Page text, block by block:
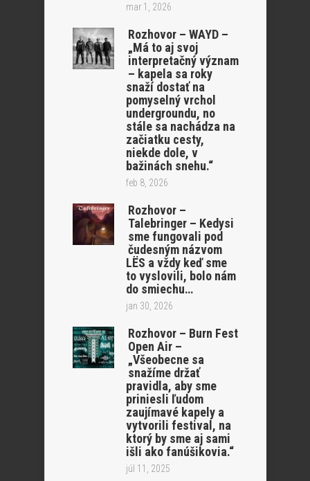
mar 1, 2026
Rozhovor – WAYD –
„Má to aj svoj
interpretačný význam
– kapela sa roky
snaží dostať na
pomyselný vrchol
undergroundu, no
stále sa nachádza na
začiatku cesty,
niekde dole, v
bažinách snehu.“
feb 8, 2026
Rozhovor –
Talebringer – Kedysi
sme fungovali pod
čudesným názvom
LËS a vždy keď sme
to vyslovili, bolo nám
do smiechu…
jan 30, 2026
Rozhovor – Burn Fest
Open Air –
„Všeobecne sa
snažíme držať
pravidla, aby sme
priniesli ľudom
zaujímavé kapely a
vytvorili festival, na
ktorý by sme aj sami
išli ako fanúšikovia.“
júl 11, 2025